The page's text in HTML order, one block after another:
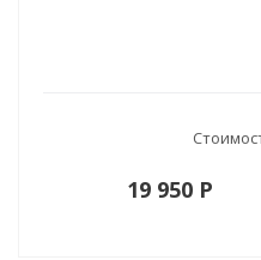
19 950 P